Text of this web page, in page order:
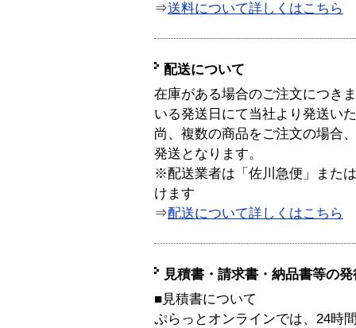
⇒送料について詳しくはこちら
配送について
在庫がある場合のご注文につき
いる発送日にて当社より発送い
尚、複数の商品をご注文の場合
発送となります。
※配送業者は「佐川急便」また
けます
⇒配送について詳しくはこちら
見積書・請求書・納品書等の
■見積書について
ぷらっとオンラインでは、24時